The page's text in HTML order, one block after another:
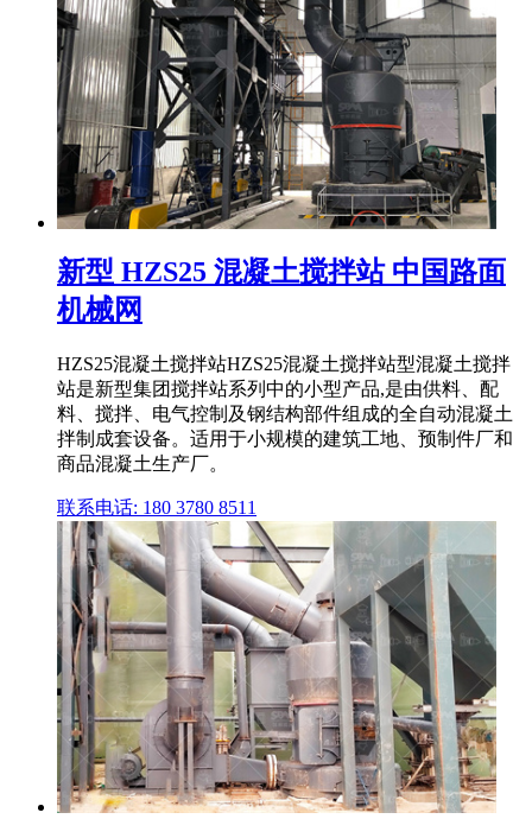
新型 HZS25 混凝土搅拌站 中国路面
机械网
HZS25混凝土搅拌站HZS25混凝土搅拌站型混凝土搅拌
站是新型集团搅拌站系列中的小型产品,是由供料、配
料、搅拌、电气控制及钢结构部件组成的全自动混凝土
拌制成套设备。适用于小规模的建筑工地、预制件厂和
商品混凝土生产厂。
联系电话: 180 3780 8511